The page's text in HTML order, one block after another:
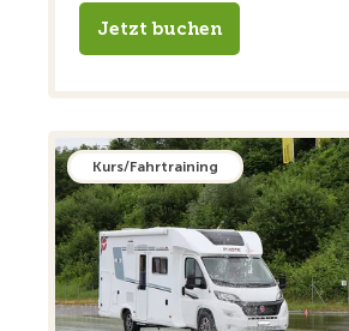
Jetzt buchen
Kurs/Fahrtraining